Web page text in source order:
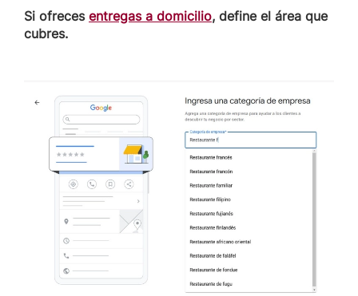
Si ofreces entregas a domicilio, define el área que
cubres.